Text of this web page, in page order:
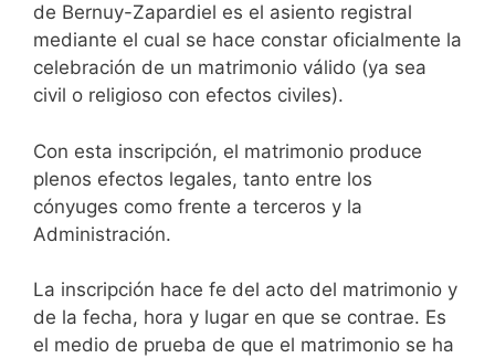
de Bernuy-Zapardiel es el asiento registral
mediante el cual se hace constar oficialmente la
celebración de un matrimonio válido (ya sea
civil o religioso con efectos civiles).
Con esta inscripción, el matrimonio produce
plenos efectos legales, tanto entre los
cónyuges como frente a terceros y la
Administración.
La inscripción hace fe del acto del matrimonio y
de la fecha, hora y lugar en que se contrae. Es
el medio de prueba de que el matrimonio se ha